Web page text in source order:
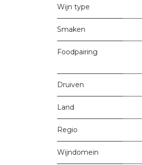
Wijn type
Smaken
Foodpairing
Druiven
Land
Regio
Wijndomein